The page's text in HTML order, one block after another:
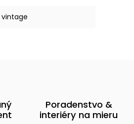
vintage
Poradenstvo &
interiéry na mieru